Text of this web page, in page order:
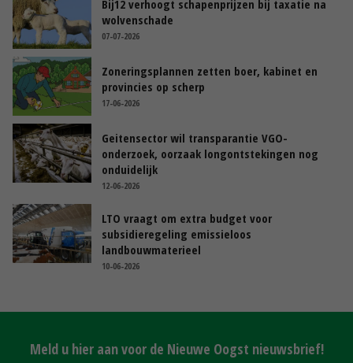
Bij12 verhoogt schapenprijzen bij taxatie na
wolvenschade
07-07-2026
Zoneringsplannen zetten boer, kabinet en
provincies op scherp
17-06-2026
Geitensector wil transparantie VGO-
onderzoek, oorzaak longontstekingen nog
onduidelijk
12-06-2026
LTO vraagt om extra budget voor
subsidieregeling emissieloos
landbouwmaterieel
10-06-2026
Meld u hier aan voor de Nieuwe Oogst nieuwsbrief!